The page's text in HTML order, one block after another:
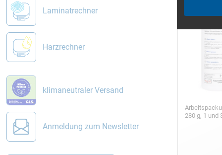
Laminatrechner
Harzrechner
klimaneutraler Versand
Anmeldung zum Newsletter
280 g, 1 und